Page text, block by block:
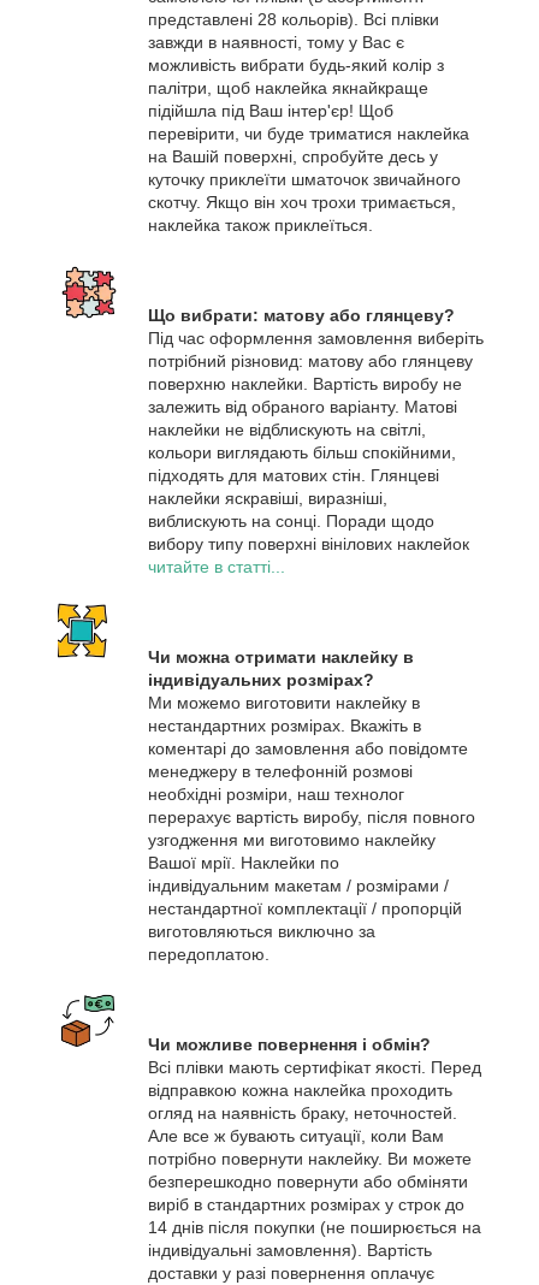
представлені 28 кольорів). Всі плівки
завжди в наявності, тому у Вас є
можливість вибрати будь-який колір з
палітри, щоб наклейка якнайкраще
підійшла під Ваш інтер'єр! Щоб
перевірити, чи буде триматися наклейка
на Вашій поверхні, спробуйте десь у
куточку приклеїти шматочок звичайного
скотчу. Якщо він хоч трохи тримається,
наклейка також приклеїться.
Що вибрати: матову або глянцеву?
Під час оформлення замовлення виберіть
потрібний різновид: матову або глянцеву
поверхню наклейки. Вартість виробу не
залежить від обраного варіанту. Матові
наклейки не відблискують на світлі,
кольори виглядають більш спокійними,
підходять для матових стін. Глянцеві
наклейки яскравіші, виразніші,
виблискують на сонці. Поради щодо
вибору типу поверхні вінілових наклейок
читайте в статті...
Чи можна отримати наклейку в
індивідуальних розмірах?
Ми можемо виготовити наклейку в
нестандартних розмірах. Вкажіть в
коментарі до замовлення або повідомте
менеджеру в телефонній розмові
необхідні розміри, наш технолог
перерахує вартість виробу, після повного
узгодження ми виготовимо наклейку
Вашої мрії. Наклейки по
індивідуальним макетам / розмірами /
нестандартної комплектації / пропорцій
виготовляються виключно за
передоплатою.
Чи можливе повернення і обмін?
Всі плівки мають сертифікат якості. Перед
відправкою кожна наклейка проходить
огляд на наявність браку, неточностей.
Але все ж бувають ситуації, коли Вам
потрібно повернути наклейку. Ви можете
безперешкодно повернути або обміняти
виріб в стандартних розмірах у строк до
14 днів після покупки (не поширюється на
індивідуальні замовлення). Вартість
доставки у разі повернення оплачує